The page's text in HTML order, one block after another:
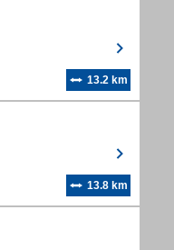
13.2 km
13.8 km